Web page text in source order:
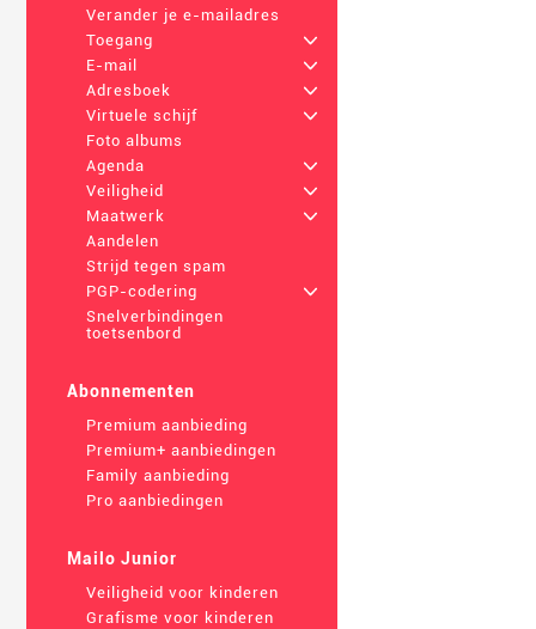
Verander je e-mailadres
Toegang
+
E-mail
+
Adresboek
+
Virtuele schijf
+
Foto albums
Agenda
+
Veiligheid
+
Maatwerk
+
Aandelen
Strijd tegen spam
PGP-codering
+
Snelverbindingen
toetsenbord
Abonnementen
Premium aanbieding
Premium+ aanbiedingen
Family aanbieding
Pro aanbiedingen
Mailo Junior
Veiligheid voor kinderen
Grafisme voor kinderen